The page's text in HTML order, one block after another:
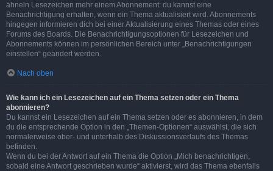
ähneln Lesezeichen mehr einem Abonnement: du kannst eine
Benachrichtigung erhalten, wenn ein Thema aktualisiert wird. Abonnements
hingegen informieren dich bei einer Aktualisierung eines Themas oder eines
Forums des Boards. Die Benachrichtigungsoptionen für Lesezeichen und
Abonnements können im persönlichen Bereich unter „Benachrichtigungen
einstellen“ geändert werden.
Nach oben
Wie kann ich ein Lesezeichen auf ein Thema setzen oder ein Thema
abonnieren?
Du kannst ein Lesezeichen auf ein Thema setzen oder es abonnieren, in dem
du die entsprechende Option in den „Themen-Optionen“ auswählst, die sich
normalerweise ober- und unterhalb des Diskussionsverlaufs des Themas
befinden.
Wenn du bei der Antwort auf ein Thema die Option „Mich benachrichtigen,
sobald eine Antwort geschrieben wurde“ aktivierst, wird das Thema ebenfalls